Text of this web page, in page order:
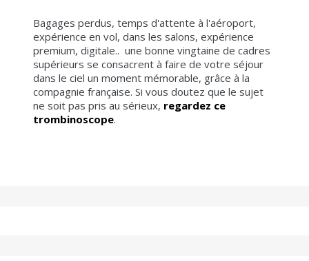
Bagages perdus, temps d'attente à l'aéroport,
expérience en vol, dans les salons, expérience
premium, digitale.. une bonne vingtaine de cadres
supérieurs se consacrent à faire de votre séjour
dans le ciel un moment mémorable, grâce à la
compagnie française. Si vous doutez que le sujet
ne soit pas pris au sérieux, regardez ce
trombinoscope.